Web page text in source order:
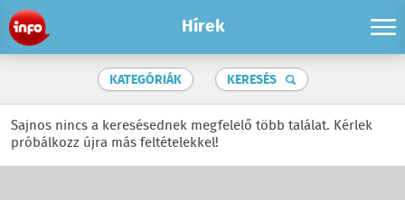
Hírek
KATEGÓRIÁK KERESÉS
Sajnos nincs a keresésednek megfelelő több találat. Kérlek
próbálkozz újra más feltételekkel!